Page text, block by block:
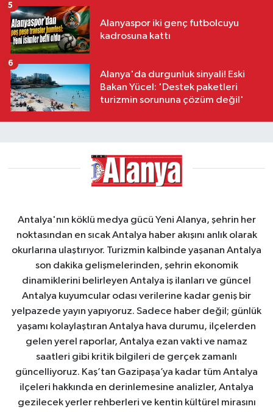
Alanyaspor iki genç futbolcuyu
kadrosuna kattı
5
Alanya'da durgunluk sinyali! Eski
Bakan Yücel: 'Destek paketleri
turizmin sorununa çözüm değil'
6
Antalya'nın köklü medya gücü Yeni Alanya, şehrin her
noktasından en sıcak Antalya haber akışını anlık olarak
okurlarına ulaştırıyor. Turizmin kalbinde yaşanan Antalya
son dakika gelişmelerinden, şehrin ekonomik
dinamiklerini belirleyen Antalya iş ilanları ve güncel
Antalya kuyumcular odası verilerine kadar geniş bir
yelpazede yayın yapıyoruz. Sadece haber değil; günlük
yaşamı kolaylaştıran Antalya hava durumu, ilçelerden
gelen yerel raporlar, Antalya ezan vakti ve namaz
saatleri gibi kritik bilgileri de gerçek zamanlı
güncelliyoruz. Kaş’tan Gazipaşa’ya kadar tüm Antalya
ilçeleri hakkında en derinlemesine analizler, Antalya
gezilecek yerler rehberleri ve kentin kültürel mirasını